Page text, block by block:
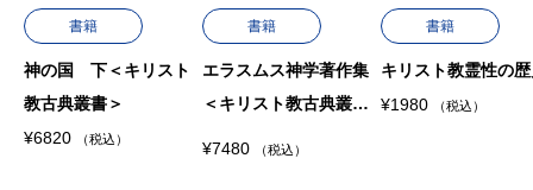
書籍
神の国 下＜キリスト
教古典叢書＞
¥6820 （税込）
書籍
エラスムス神学著作集
＜キリスト教古典叢書
¥7480 （税込）
書籍
キリスト教霊性の
¥1980 （税込）